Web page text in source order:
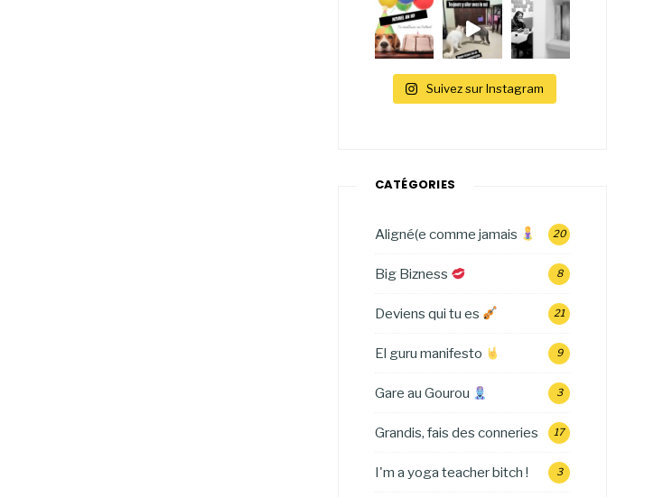
Suivez sur Instagram
CATÉGORIES
Aligné(e comme jamais 20
Big Bizness 8
Deviens qui tu es 21
El guru manifesto 9
Gare au Gourou 3
Grandis, fais des conneries 17
I'm a yoga teacher bitch ! 3